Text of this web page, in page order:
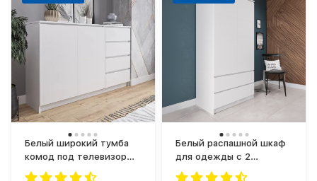
Белый широкий тумба
комод под телевизор
как ИКЕА МАЛЬМ (IKEA
Белый распашной шкаф
для одежды с 2
ящиками как IKEA